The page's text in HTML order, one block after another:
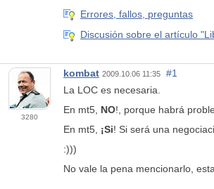
Errores, fallos, preguntas
Discusión sobre el artículo
3280
kombat 2009.10.06 11:35
#1
La LOC es necesaria.
En mt5, NO!, porque habrá
En mt5, ¡Si! Si será una
:)))
No vale la pena mencionarlo,